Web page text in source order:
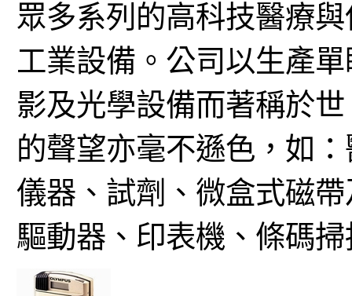
眾多系列的高科技醫療
工業設備。公司以生產
影及光學設備而著稱於
的聲望亦毫不遜色，如
儀器、試劑、微盒式磁
驅動器、印表機、條碼